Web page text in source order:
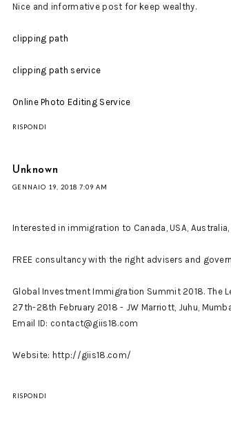
Nice and informative post for keep wealthy.
clipping path
clipping path service
Online Photo Editing Service
RISPONDI
Unknown
GENNAIO 19, 2018 7:09 AM
Interested in immigration to Canada, USA, Australia,
FREE consultancy with the right advisers and
Global Investment Immigration Summit 2018. The
27th-28th February 2018 - JW Marriott, Juhu,
Email ID: contact@giis18.com
Website: http://giis18.com/
RISPONDI